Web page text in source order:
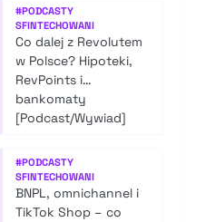
#PODCASTY
SFINTECHOWANI
Co dalej z Revolutem
w Polsce? Hipoteki,
RevPoints i…
bankomaty
[Podcast/Wywiad]
#PODCASTY
SFINTECHOWANI
BNPL, omnichannel i
TikTok Shop – co